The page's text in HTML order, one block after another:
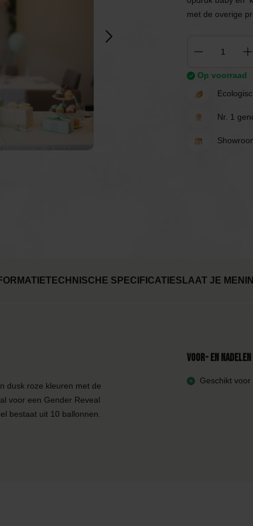
Uitnodigingen &
met de overige
Op voorraad
Nr. 1
TECHNISCHE SPECIFICATIES LAAT JE
dusk roze kleuren met de
voor een Gender Reveal
bestaat uit 10 ballonnen.
Voor- en nadelen
Geschikt